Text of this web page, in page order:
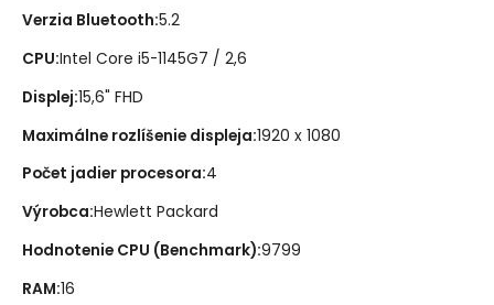
Verzia Bluetooth:5.2
CPU:Intel Core i5-1145G7 / 2,6
Displej:15,6" FHD
Maximálne rozlíšenie displeja:1920 x 1080
Počet jadier procesora:4
Výrobca:Hewlett Packard
Hodnotenie CPU (Benchmark):9799
RAM:16